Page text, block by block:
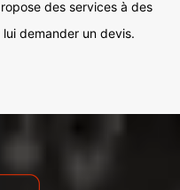
des services à des
demander un devis.